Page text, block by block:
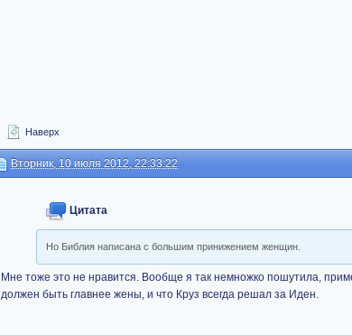
Наверх
Вторник, 10 июля 2012, 22:33:22
Цитата
Но Библия написана с большим принижением женщин.
Мне тоже это не нравится. Вообще я так немножко пошутила,
должен быть главнее жены, и что Круз всегда решал за Иден.